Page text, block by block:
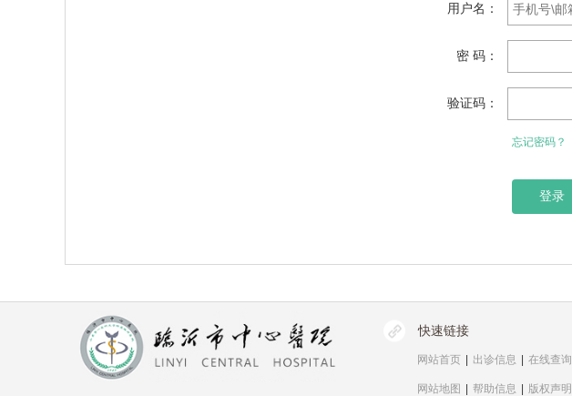
用户名：
密 码：
验证码：
忘记密码？
快速链接
网站首页 出诊信息 在线查询
网站地图 帮助信息 版权声明